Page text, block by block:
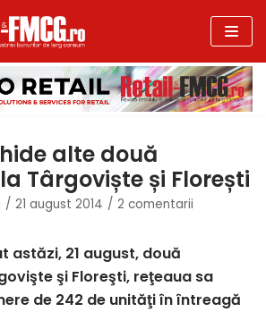
alte două
Târgoviște și Florești
21 august 2014 2 comentarii
astăzi, 21 august, două
şi Floreşti, reţeaua sa
de 242 de unităţi în întreagă